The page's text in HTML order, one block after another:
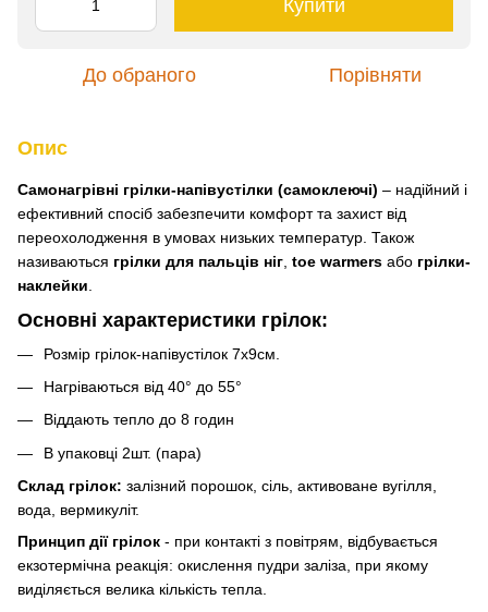
Купити
До обраного Порівняти
Опис
Самонагрівні грілки-напівустілки (самоклеючі) – надійний і
ефективний спосіб забезпечити комфорт та захист від
переохолодження в умовах низьких температур. Також
називаються грілки для пальців ніг toe warmers або грілки-
наклейки
Основні характеристики грілок:
Розмір грілок-напівустілок 7х9см.
Нагріваються від 40° до 55°
Віддають тепло до 8 годин
В упаковці 2шт. (пара)
Склад грілок: залізний порошок, сіль, активоване вугілля,
вода, вермикуліт.
Принцип дії грілок - при контакті з повітрям, відбувається
екзотермічна реакція: окислення пудри заліза, при якому
виділяється велика кількість тепла.